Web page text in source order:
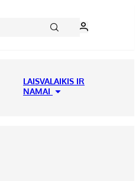
LAISVALAIKIS IR
NAMAI